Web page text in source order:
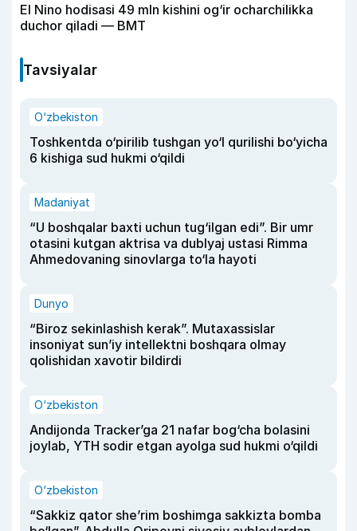
El Nino hodisasi 49 mln kishini og‘ir ocharchilikka
duchor qiladi — BMT
Tavsiyalar
O‘zbekiston
Toshkentda o‘pirilib tushgan yo‘l qurilishi bo‘yicha
6 kishiga sud hukmi o‘qildi
Madaniyat
“U boshqalar baxti uchun tug‘ilgan edi”. Bir umr
otasini kutgan aktrisa va dublyaj ustasi Rimma
Ahmedovaning sinovlarga to‘la hayoti
Dunyo
“Biroz sekinlashish kerak”. Mutaxassislar
insoniyat sun’iy intellektni boshqara olmay
qolishidan xavotir bildirdi
O‘zbekiston
Andijonda Tracker’ga 21 nafar bog‘cha bolasini
joylab, YTH sodir etgan ayolga sud hukmi o‘qildi
O‘zbekiston
“Sakkiz qator she’rim boshimga sakkizta bomba